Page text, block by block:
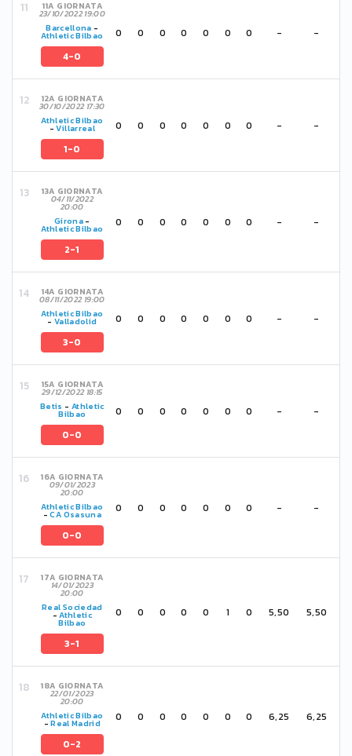
11A GIORNATA
23/10/2022 19:00
Barcellona -
Athletic Bilbao
4-0
0 0 0 0 0 0 0 - -
12A GIORNATA
30/10/2022 17:30
Athletic Bilbao
-Villarreal
1-0
0 0 0 0 0 0 0 - -
13A GIORNATA
04/11/2022
20:00
Girona -
Athletic Bilbao
2-1
0 0 0 0 0 0 0 - -
14A GIORNATA
08/11/2022 19:00
Athletic Bilbao
- Valladolid
3-0
0 0 0 0 0 0 0 - -
15A GIORNATA
29/12/2022 18:15
Betis - Athletic
Bilbao
0-0
0 0 0 0 0 0 0 - -
16A GIORNATA
09/01/2023
20:00
Athletic Bilbao
-CA Osasuna
0-0
0 0 0 0 0 0 0 - -
17A GIORNATA
14/01/2023
20:00
Real Sociedad
-Athletic
Bilbao
3-1
0 0 0 0 0 1 0 5,50 5,50
18A GIORNATA
22/01/2023
20:00
Athletic Bilbao
-Real Madrid
0-2
0 0 0 0 0 0 0 6,25 6,25